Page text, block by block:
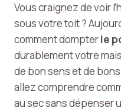
Vous craignez de voir
sous votre toit ?
comment dompterle
durablement votre
de bon sens et de
allez comprendre
au sec sans dépenser